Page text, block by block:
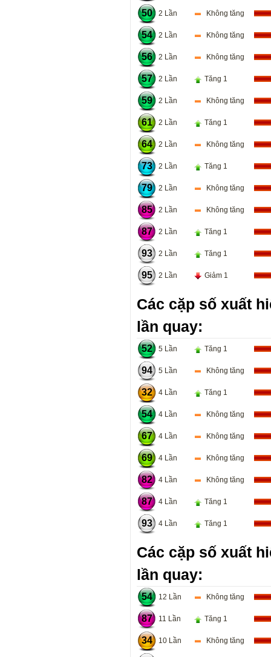
50 2 Lần Không tăng
54 2 Lần Không tăng
56 2 Lần Không tăng
57 2 Lần Tăng 1
59 2 Lần Không tăng
61 2 Lần Tăng 1
64 2 Lần Không tăng
73 2 Lần Tăng 1
79 2 Lần Không tăng
85 2 Lần Không tăng
87 2 Lần Tăng 1
93 2 Lần Tăng 1
95 2 Lần Giảm 1
Các cặp số xuất
lần quay:
52 5 Lần Tăng 1
94 5 Lần Không tăng
32 4 Lần Tăng 1
54 4 Lần Không tăng
67 4 Lần Không tăng
69 4 Lần Không tăng
82 4 Lần Không tăng
87 4 Lần Tăng 1
93 4 Lần Tăng 1
Các cặp số xuất
lần quay:
54 12 Lần Không tăng
87 11 Lần Tăng 1
34 10 Lần Không tăng